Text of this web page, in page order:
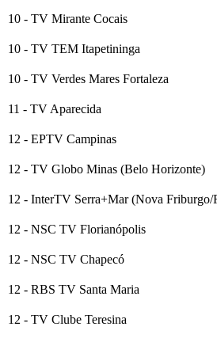
10 - TV Mirante Cocais
10 - TV TEM Itapetininga
10 - TV Verdes Mares Fortaleza
11 - TV Aparecida
12 - EPTV Campinas
12 - TV Globo Minas (Belo Horizonte)
12 - InterTV Serra+Mar (Nova Friburgo/
12 - NSC TV Florianópolis
12 - NSC TV Chapecó
12 - RBS TV Santa Maria
12 - TV Clube Teresina